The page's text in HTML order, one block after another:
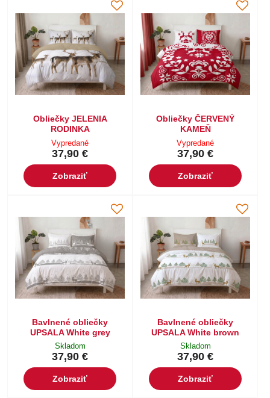
Obliečky JELENIA
RODINKA
Vypredané
37,90 €
Zobraziť
Obliečky ČERVENÝ
KAMEŇ
Vypredané
37,90 €
Zobraziť
Bavlnené obliečky
UPSALA White grey
Skladom
37,90 €
Zobraziť
Bavlnené obliečky
UPSALA White brown
Skladom
37,90 €
Zobraziť